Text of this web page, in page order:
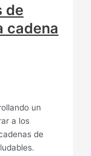
de
cadena
un
a los
de